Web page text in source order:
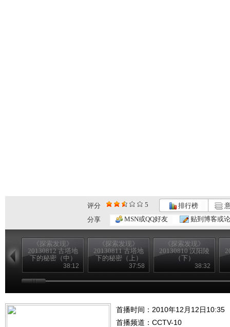
评分 5 排行榜
分享
MSN或QQ好友 贴到博客或
《探索发现》
20130812 古塔地
下的秘密（中）
38:12
《探索发现》
20130811 古塔地
下的秘密（上）
37:58
《探索发现》
20130810 汉阳陵
（下）
38:32
首播时间：2010年12月12日10:35
首播频道： CCTV-10